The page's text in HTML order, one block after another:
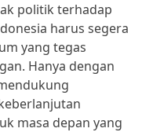
politik terhadap
harus segera
yang tegas
Hanya dengan
masa depan yang